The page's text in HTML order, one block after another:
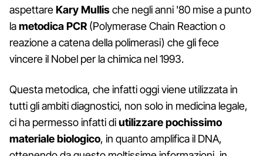
aspettareKary Mullische negli anni '80 mise a punto
lametodicaPCR (Polymerase Chain Reaction o
reazione a catena della polimerasi) che gli fece
vincere il Nobel per la chimica nel 1993.
Questa metodica, che infatti oggi viene utilizzata in
tutti gli ambiti diagnostici, non solo in medicina legale,
ci ha permesso infatti diutilizzare pochissimo
materiale biologico, in quanto amplifica il DNA,